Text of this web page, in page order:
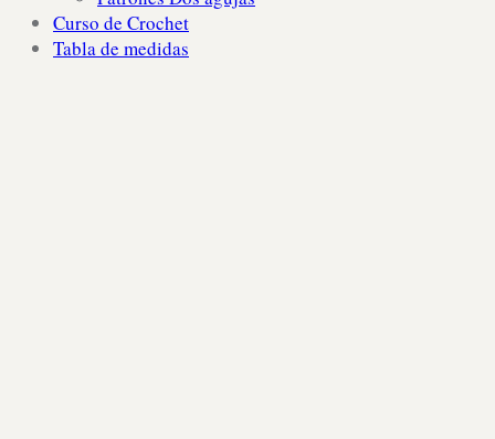
Curso de Crochet
Tabla de medidas